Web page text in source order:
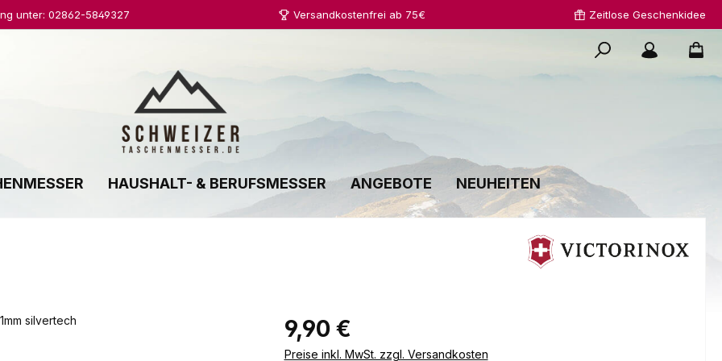
unter: 02862-5849327 Versandkostenfrei ab 75€ Zeitlose Geschenkidee
HAUSHALT- & BERUFSMESSER ANGEBOTE NEUHEITEN
Regulärer Preis:
9,90 €
Preise inkl. MwSt. zzgl. Versandkosten